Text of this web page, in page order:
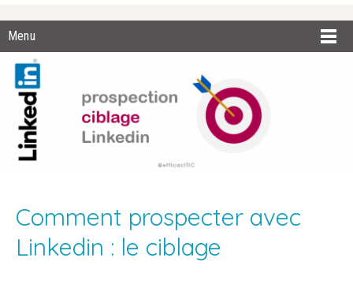
Menu
Comment prospecter avec
Linkedin : le ciblage